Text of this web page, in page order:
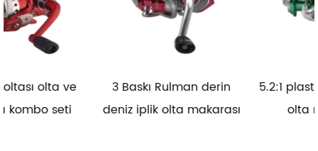
3 Baskı Rulman derin
deniz iplik olta makarası
5.2:1 plastik tuzlu su
olta makarası